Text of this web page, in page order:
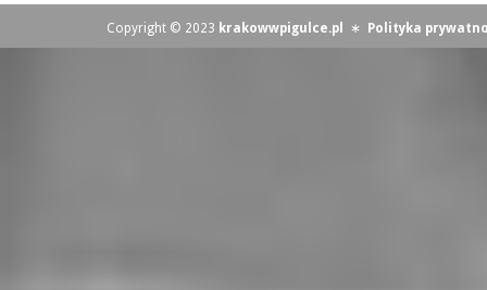
Copyright © 2023 krakowwpigulce.pl ∗ Polityka